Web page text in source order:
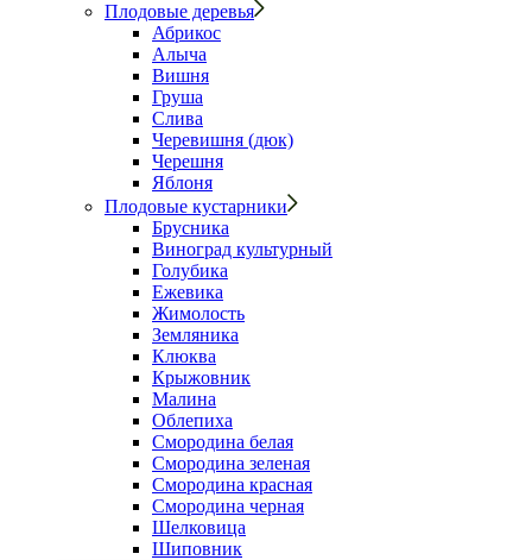
Плодовые деревья
Абрикос
Алыча
Вишня
Груша
Слива
Черевишня (дюк)
Черешня
Яблоня
Плодовые кустарники
Брусника
Виноград культурный
Голубика
Ежевика
Жимолость
Земляника
Клюква
Крыжовник
Малина
Облепиха
Смородина белая
Смородина зеленая
Смородина красная
Смородина черная
Шелковица
Шиповник